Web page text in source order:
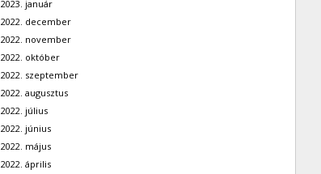
2023. január
2022. december
2022. november
2022. október
2022. szeptember
2022. augusztus
2022. július
2022. június
2022. május
2022. április